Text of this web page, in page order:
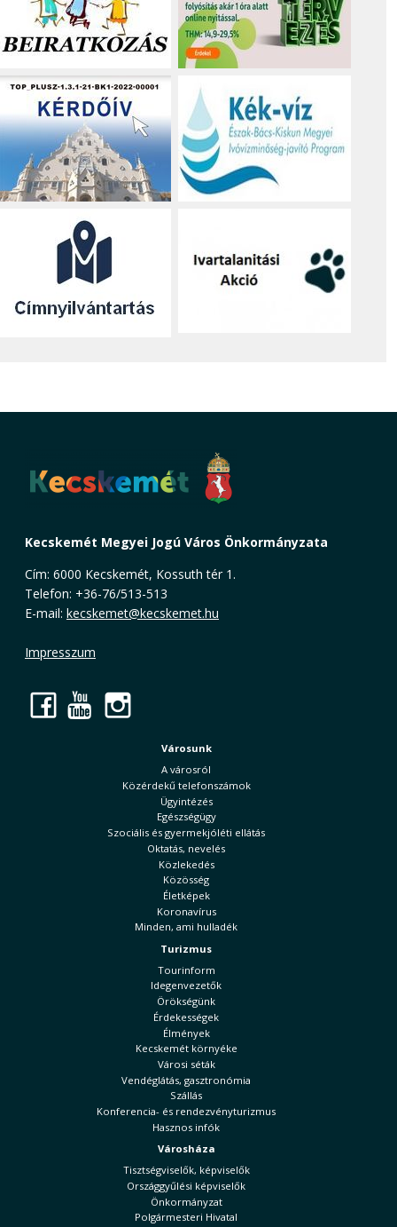
Kecskemét Megyei Jogú Város Önkormányzata
Cím: 6000 Kecskemét, Kossuth tér 1.
Telefon: +36-76/513-513
E-mail: kecskemet@kecskemet.hu
Impresszum
Facebook
YouTube
Városunk
A városról
Közérdekű telefonszámok
Ügyintézés
Egészségügy
Szociális és gyermekjóléti ellátás
Oktatás, nevelés
Közlekedés
Közösség
Életképek
Koronavírus
Minden, ami hulladék
Turizmus
Tourinform
Idegenvezetők
Örökségünk
Érdekességek
Élmények
Kecskemét környéke
Városi séták
Vendéglátás, gasztronómia
Szállás
Konferencia- és rendezvényturizmus
Hasznos infók
Városháza
Tisztségviselők, képviselők
Országgyűlési képviselők
Önkormányzat
Polgármesteri Hivatal